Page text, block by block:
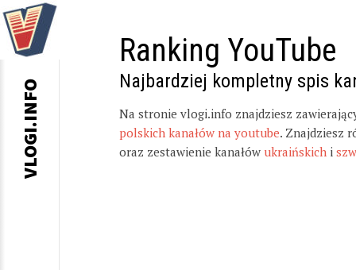
Ranking YouTube
Najbardziej kompletny spis
Na stronie vlogi.info znajdziesz
polskich kanałów na youtube. Znajdziesz
oraz zestawienie kanałów ukraińskich i
VLOGI.INFO